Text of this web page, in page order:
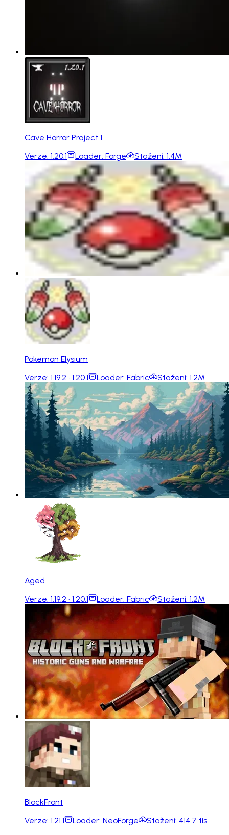
Cave Horror Project 1
Verze: 1.20.1 Loader: Forge Stažení: 1.4M
Pokemon Elysium
Verze: 1.19.2 · 1.20.1 Loader: Fabric Stažení: 1.2M
Aged
Verze: 1.19.2 · 1.20.1 Loader: Fabric Stažení: 1.2M
BlockFront
Verze: 1.21.1 Loader: NeoForge Stažení: 414.7 tis.